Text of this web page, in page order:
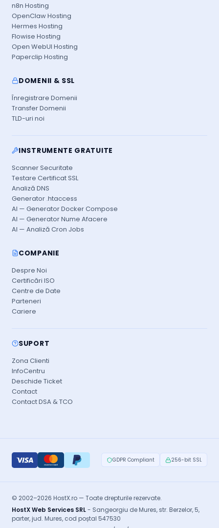
n8n Hosting
OpenClaw Hosting
Hermes Hosting
Flowise Hosting
Open WebUI Hosting
Paperclip Hosting
DOMENII & SSL
Înregistrare Domenii
Transfer Domenii
TLD-uri noi
INSTRUMENTE GRATUITE
Scanner Securitate
Testare Certificat SSL
Analiză DNS
Generator .htaccess
AI — Generator Docker Compose
AI — Generator Nume Afacere
AI — Analiză Cron Jobs
COMPANIE
Despre Noi
Certificări ISO
Centre de Date
Parteneri
Cariere
SUPORT
Zona Clienti
InfoCentru
Deschide Ticket
Contact
Contact DSA & TCO
GDPR Compliant 256-bit SSL
© 2002–2026 HostX.ro — Toate drepturile rezervate.
HostX Web Services SRL- Sangeorgiu de Mures, str. Berzelor, 5,
parter, jud. Mures, cod poștal 547530